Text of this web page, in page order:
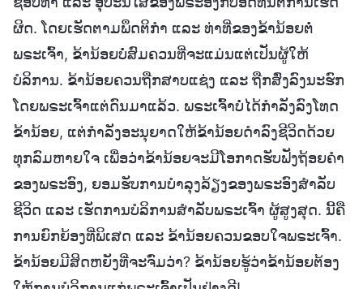
ຜິດ. ໂດຍເຮັດຕາມພຶດຕິກຳ ແລະ ທ່າທີ່ຂອງຂ້ານ້ອຍຕໍ່
ພຣະເຈົ້າ, ຂ້ານ້ອຍບໍ່ສົມຄວນທີ່ຈະແມ່ນແຕ່ເປັນຜູ້ໃຫ້
ບໍລິການ. ຂ້ານ້ອຍຄວນຖືກສາບແຊ່ງ ແລະ ຖືກສົ່ງລົງນະຮົກ
ໂດຍພຣະເຈົ້າແຕ່ດົນມາແລ້ວ. ພຣະເຈົ້າບໍ່ໄດ້ກຳລັງລົງໂທດ
ຂ້ານ້ອຍ, ແຕ່ກຳລັງອະນຸຍາດໃຫ້ຂ້ານ້ອຍດຳລົງຊີວິດດ້ວຍ
ທຸກລົມຫາຍໃຈ ເພື່ອວ່າຂ້ານ້ອຍຈະມີໂອກາດຮັບຟັງຖ້ອຍຄຳ
ຂອງພຣະອົງ, ຍອມຮັບການບຳລຸງລ້ຽງຂອງພຣະອົງສຳລັບ
ຊີວິດ ແລະ ເຮັດການບໍລິການສຳລັບພຣະເຈົ້າ ຜູ້ສູງສຸດ. ນີ້ຄື
ການຍົກຍ້ອງທີ່ພິເສດ ແລະ ຂ້ານ້ອຍຄວນຂອບໃຈພຣະເຈົ້າ.
ຂ້ານ້ອຍມີສິດຫຍັງທີ່ຈະຈົ່ມວ່າ? ຂ້ານ້ອຍຮູ້ວ່າຂ້ານ້ອຍຕ້ອງ